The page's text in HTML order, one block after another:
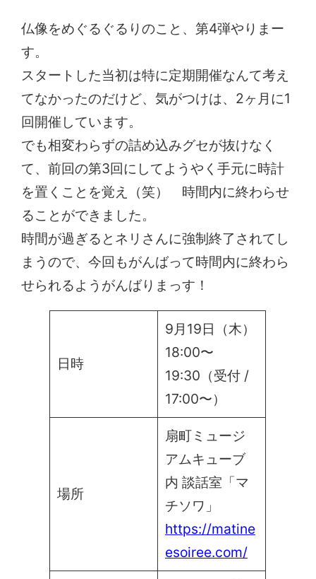
仏像をめぐるぐるりのこと、第4弾やりまー
す。
スタートした当初は特に定期開催なんて考え
てなかったのだけど、気がつけは、2ヶ月に1
回開催しています。
でも相変わらずの詰め込みグセが抜けなく
て、前回の第3回にしてようやく手元に時計
を置くことを覚え（笑） 時間内に終わらせ
ることができました。
時間が過ぎるとネリさんに強制終了されてし
まうので、今回もがんばって時間内に終わら
せられるようがんばりまっす！
日時
9月19日（木）
18:00〜
19:30（受付 /
17:00〜）
場所
扇町ミュージ
アムキューブ
内 談話室「マ
チソワ」
https://matine
esoiree.com/